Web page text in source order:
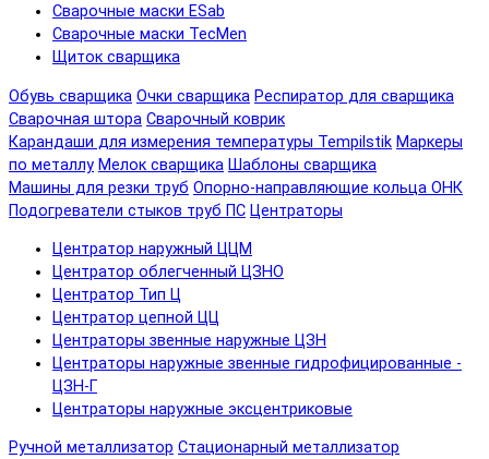
Сварочные маски ESab
Сварочные маски TecMen
Щиток сварщика
Обувь сварщика Очки сварщика Респиратор для сварщика
Сварочная штора Сварочный коврик
Карандаши для измерения температуры Tempilstik Маркеры
по металлу Мелок сварщика Шаблоны сварщика
Машины для резки труб Опорно-направляющие кольца ОНК
Подогреватели стыков труб ПС Центраторы
Центратор наружный ЦЦМ
Центратор облегченный ЦЗНО
Центратор Тип Ц
Центратор цепной ЦЦ
Центраторы звенные наружные ЦЗН
Центраторы наружные звенные гидрофицированные -
ЦЗН-Г
Центраторы наружные эксцентриковые
Ручной металлизатор Стационарный металлизатор